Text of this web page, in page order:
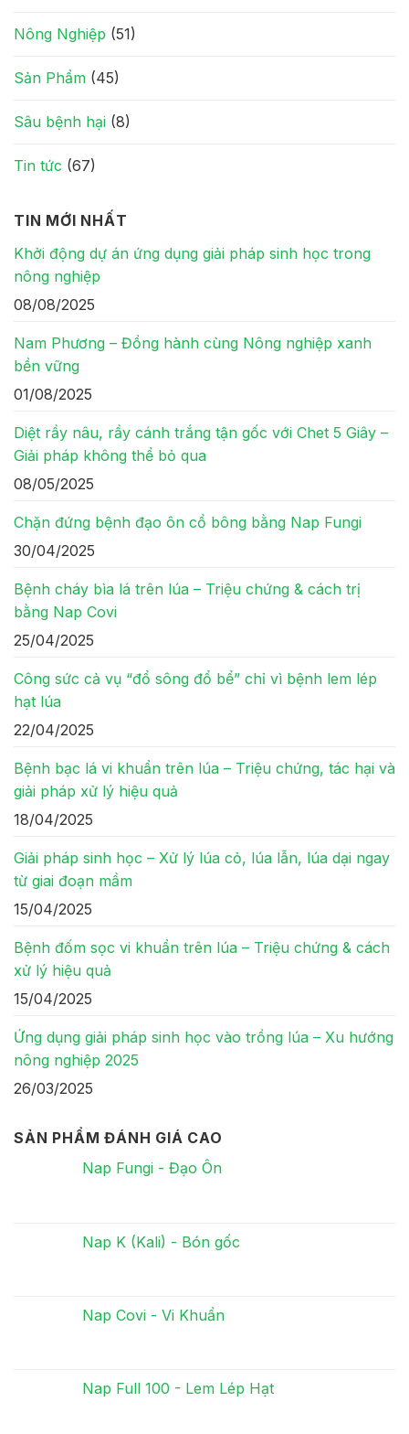
Nông Nghiệp (51)
Sản Phẩm (45)
Sâu bệnh hại (8)
Tin tức (67)
TIN MỚI NHẤT
Khởi động dự án ứng dụng giải pháp sinh học trong
nông nghiệp
08/08/2025
Nam Phương – Đồng hành cùng Nông nghiệp xanh
bền vững
01/08/2025
Diệt rầy nâu, rầy cánh trắng tận gốc với Chet 5 Giây –
Giải pháp không thể bỏ qua
08/05/2025
Chặn đứng bệnh đạo ôn cổ bông bằng Nap Fungi
30/04/2025
Bệnh cháy bìa lá trên lúa – Triệu chứng & cách trị
bằng Nap Covi
25/04/2025
Công sức cả vụ “đổ sông đổ bể” chỉ vì bệnh lem lép
hạt lúa
22/04/2025
Bệnh bạc lá vi khuẩn trên lúa – Triệu chứng, tác hại và
giải pháp xử lý hiệu quả
18/04/2025
Giải pháp sinh học – Xử lý lúa cỏ, lúa lẫn, lúa dại ngay
từ giai đoạn mầm
15/04/2025
Bệnh đốm sọc vi khuẩn trên lúa – Triệu chứng & cách
xử lý hiệu quả
15/04/2025
Ứng dụng giải pháp sinh học vào trồng lúa – Xu hướng
nông nghiệp 2025
26/03/2025
SẢN PHẨM ĐÁNH GIÁ CAO
Nap Fungi - Đạo Ôn
Nap K (Kali) - Bón gốc
Nap Covi - Vi Khuẩn
Nap Full 100 - Lem Lép Hạt